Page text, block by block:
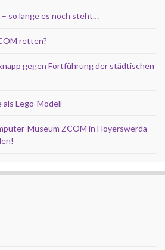
so lange es noch steht…
retten?
gegen Fortführung der städtischen
als Lego-Modell
Museum ZCOM in Hoyerswerda